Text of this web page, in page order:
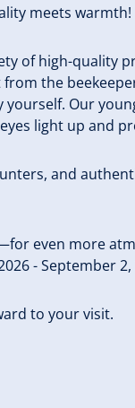
meets warmth!
of high-quality
the
Our
light up and
and
even more
- September 2,
to your visit.